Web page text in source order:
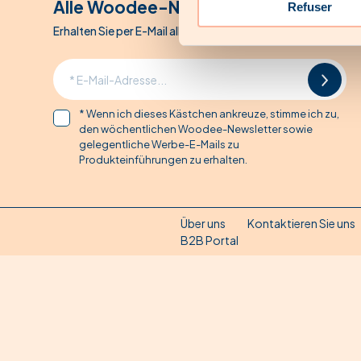
Refuser
Alle Woodee-Nachrichten
Erhalten Sie per E-Mail alle Woodee-Sonderangebote
* Wenn ich dieses Kästchen ankreuze, stimme ich zu,
den wöchentlichen Woodee-Newsletter sowie
gelegentliche Werbe-E-Mails zu
Produkteinführungen zu erhalten.
Über uns Kontaktieren Sie uns
B2B Portal